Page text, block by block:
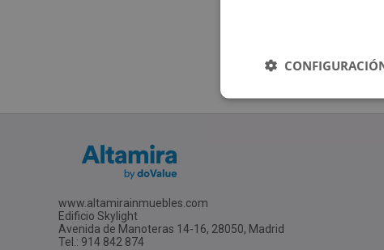
www.altamirainmuebles.com
Edificio Skylight
Avenida de Manoteras 14-16, 28050, Madrid
Tel.: 914 842 874